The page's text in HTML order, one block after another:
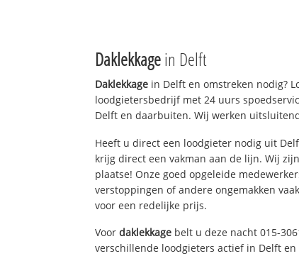
Daklekkagein Delft
Daklekkage in Delft en omstreken nodig?
loodgietersbedrijf met 24 uurs
Delft en daarbuiten. Wij werken
Heeft u direct een loodgieter nodig uit
krijg direct een vakman aan de lijn. Wij
plaatse! Onze goed opgeleide
verstoppingen of andere ongemakken
voor een redelijke prijs.
Voordaklekkage belt u deze nacht 015-
verschillende loodgieters actief in Delft en